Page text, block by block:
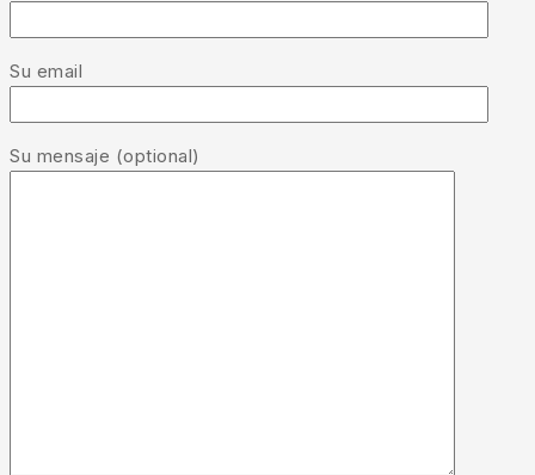
Su email
Su mensaje (optional)